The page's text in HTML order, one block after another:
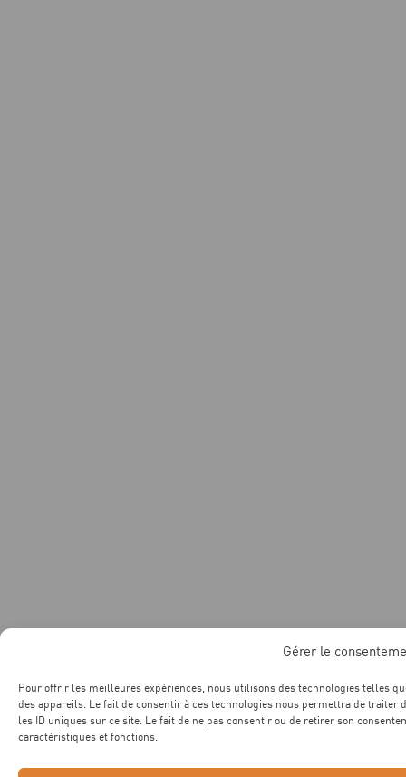
Gérer le
Pour offrir les meilleures expériences, nous utilisons des technologies telles
des appareils. Le fait de consentir à ces technologies nous permettra de traiter
les ID uniques sur ce site. Le fait de ne pas consentir ou de retirer son
caractéristiques et fonctions.